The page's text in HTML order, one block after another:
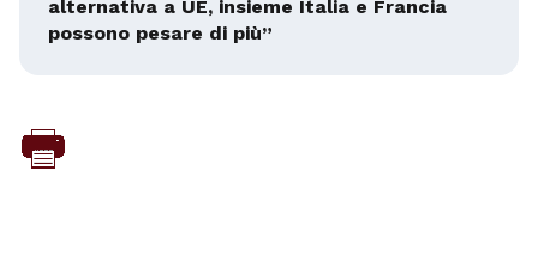
alternativa a UE, insieme Italia e Francia
possono pesare di più”